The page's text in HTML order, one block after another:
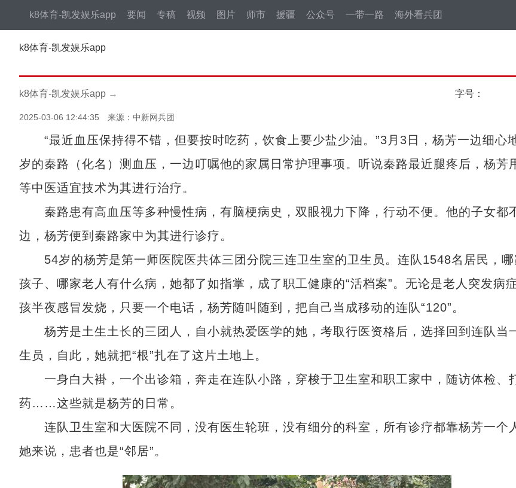
k8体育-凯发娱乐app 要闻 专稿 视频 图片 师市 援疆 公众号 一带一路 海外看兵团
k8体育-凯发娱乐app
k8体育-凯发娱乐app → 字号：
2025-03-06 12:44:35 来源：中新网兵团
“最近血压保持得不错，但要按时吃药，饮食上要少盐少油。”3月3日，杨芳一边细心
岁的秦路（化名）测血压，一边叮嘱他的家属日常护理事项。听说秦路最近腿疼后，杨芳
等中医适宜技术为其进行治疗。
秦路患有高血压等多种慢性病，有脑梗病史，双眼视力下降，行动不便。他的子女都
边，杨芳便到秦路家中为其进行诊疗。
54岁的杨芳是第一师医院医共体三团分院三连卫生室的卫生员。连队1548名居民，哪
孩子、哪家老人有什么病，她都了如指掌，成了职工健康的“活档案”。无论是老人突发病
孩半夜感冒发烧，只要一个电话，杨芳随叫随到，把自己当成移动的连队“120”。
杨芳是土生土长的三团人，自小就热爱医学的她，考取行医资格后，选择回到连队当
生员，自此，她就把“根”扎在了这片土地上。
一身白大褂，一个出诊箱，奔走在连队小路，穿梭于卫生室和职工家中，随访体检、
药……这些就是杨芳的日常。
连队卫生室和大医院不同，没有医生轮班，没有细分的科室，所有诊疗都靠杨芳一个
她来说，患者也是“邻居”。